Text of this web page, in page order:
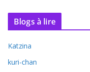
Blogs à lire
Katzina
kuri-chan